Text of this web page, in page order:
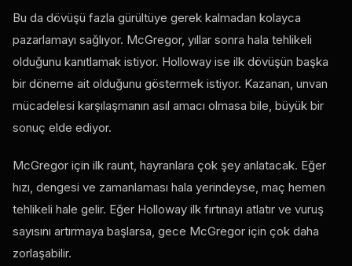
Bu da dövüşü fazla gürültüye gerek kalmadan kolayca
pazarlamayı sağlıyor. McGregor, yıllar sonra hala tehlikeli
olduğunu kanıtlamak istiyor. Holloway ise ilk dövüşün başka
bir döneme ait olduğunu göstermek istiyor. Kazanan, unvan
mücadelesi karşılaşmanın asıl amacı olmasa bile, büyük bir
sonuç elde ediyor.
McGregor için ilk raunt, hayranlara çok şey anlatacak. Eğer
hızı, dengesi ve zamanlaması hala yerindeyse, maç hemen
tehlikeli hale gelir. Eğer Holloway ilk fırtınayı atlatır ve vuruş
sayısını artırmaya başlarsa, gece McGregor için çok daha
zorlaşabilir.